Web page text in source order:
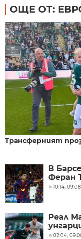
ОЩЕ ОТ:
Трансферният
В
Феран
10:14,
Реал
02:04,